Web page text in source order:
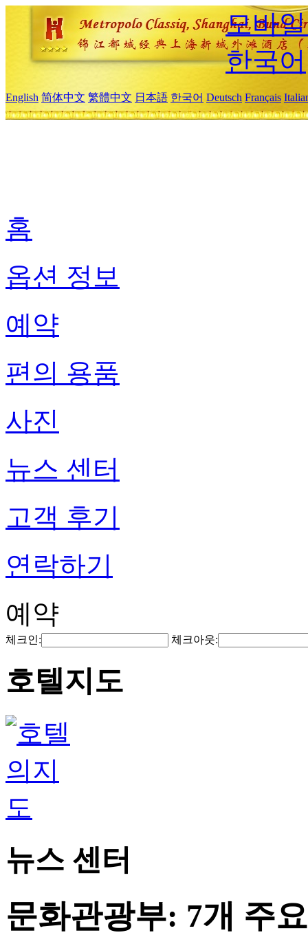
모바
한국어
English 简体中文 繁體中文 日本語 한국어 Deutsch Français
홈
옵션 정보
예약
편의 용품
사진
뉴스 센터
고객 후기
연락하기
예약
체크인: 체크아웃:
호텔지도
뉴스 센터
문화관광부: 7개 주